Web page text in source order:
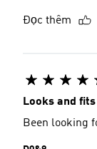
Đọc thêm
Looks and